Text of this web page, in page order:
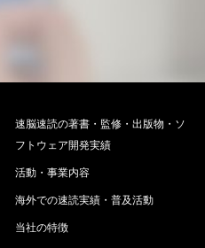
速脳速読の著書・監修・出版物・ソ
フトウェア開発実績
活動・事業内容
海外での速読実績・普及活動
当社の特徴